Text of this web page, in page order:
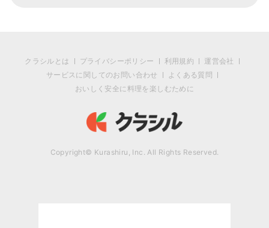
クラシルとは プライバシーポリシー 利用規約
運営会社
サービスに関してのお問い合わせ
よくある質問
おいしく安全に料理を楽しむために
Copyright© Kurashiru, Inc. All Rights Reserved.